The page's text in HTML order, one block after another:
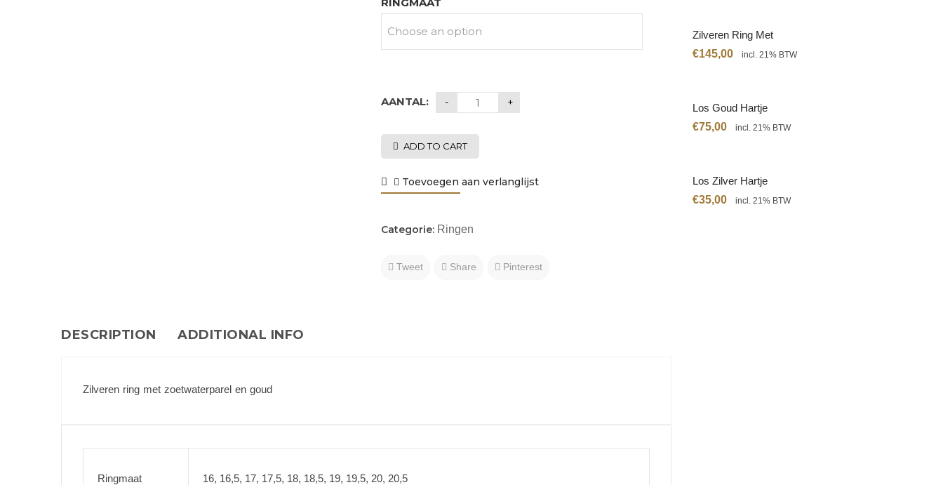
AANTAL:
ADD TO CART
Toevoegen aan verlanglijst
Categorie: Ringen
Tweet Share Pinterest
DESCRIPTION ADDITIONAL INFO
Zilveren ring met zoetwaterparel en goud
Ringmaat 16, 16,5, 17, 17,5, 18, 18,5, 19, 19,5, 20, 20,5
Zilveren Ring Met
Citrien
€145,00 incl. 21% BTW
Los Goud Hartje
€75,00 incl. 21% BTW
Los Zilver Hartje
€35,00 incl. 21% BTW